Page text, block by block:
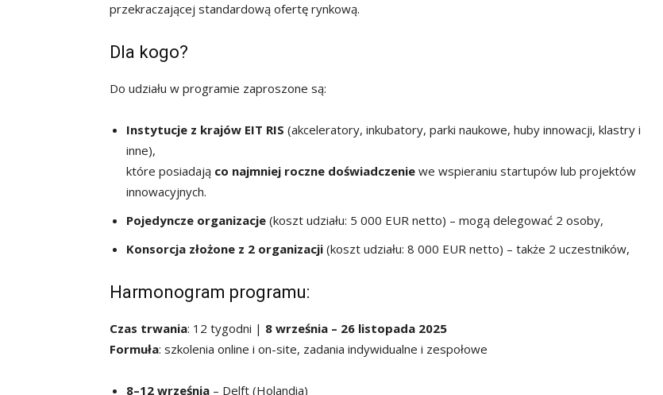
przekraczającej standardową ofertę rynkową.
Dla kogo?
Do udziału w programie zaproszone są:
Instytucje z krajów EIT RIS (akceleratory, inkubatory, parki naukowe, huby innowacji, klastry i
inne),
które posiadają co najmniej roczne doświadczenie we wspieraniu startupów lub projektów
innowacyjnych.
Pojedyncze organizacje (koszt udziału: 5 000 EUR netto) – mogą delegować 2 osoby,
Konsorcja złożone z 2 organizacji (koszt udziału: 8 000 EUR netto) – także 2 uczestników,
Harmonogram programu:
Czas trwania: 12 tygodni | 8 września – 26 listopada 2025
Formuła: szkolenia online i on-site, zadania indywidualne i zespołowe
8–12 września – Delft (Holandia)